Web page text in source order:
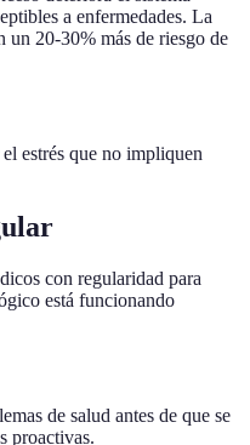
a enfermedades. La
un 20-30% más de riesgo de
estrés que no impliquen
con regularidad para
está funcionando
de salud antes de que se
proactivas.